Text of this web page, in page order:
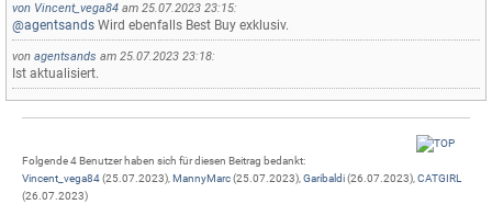
von Vincent_vega84 am 25.07.2023 23:15:
@agentsands Wird ebenfalls Best Buy exklusiv.
von agentsands am 25.07.2023 23:18:
Ist aktualisiert.
Folgende 4 Benutzer haben sich für diesen Beitrag bedankt:
Vincent_vega84(25.07.2023), MannyMarc(25.07.2023), Garibaldi(26.07.2023), CATGIRL
(26.07.2023)